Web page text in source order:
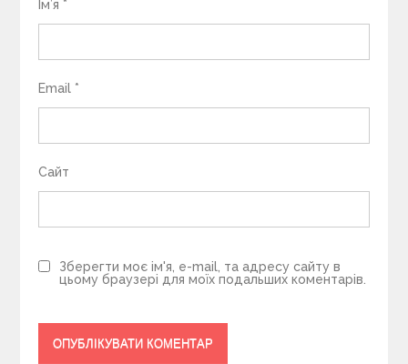
Ім’я *
Email *
Сайт
Зберегти моє ім'я, e-mail, та адресу сайту в
цьому браузері для моїх подальших коментарів.